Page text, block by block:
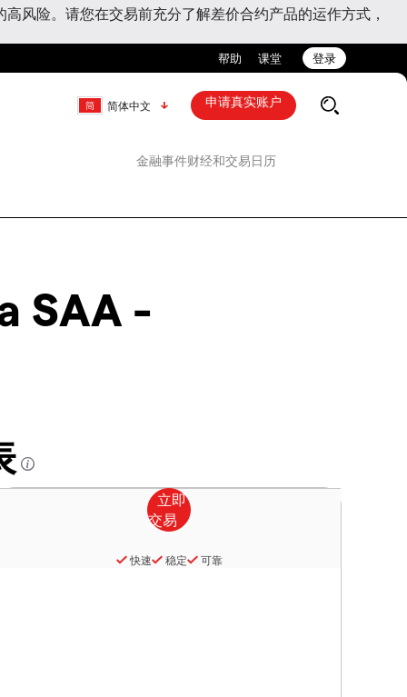
风险。请您在交易前充分了解差价合约产品的运作方式，
帮助 课堂 登录
简体中文 申请真实账户
金融事件财经和交易日历
SAA -
快速 稳定 可靠